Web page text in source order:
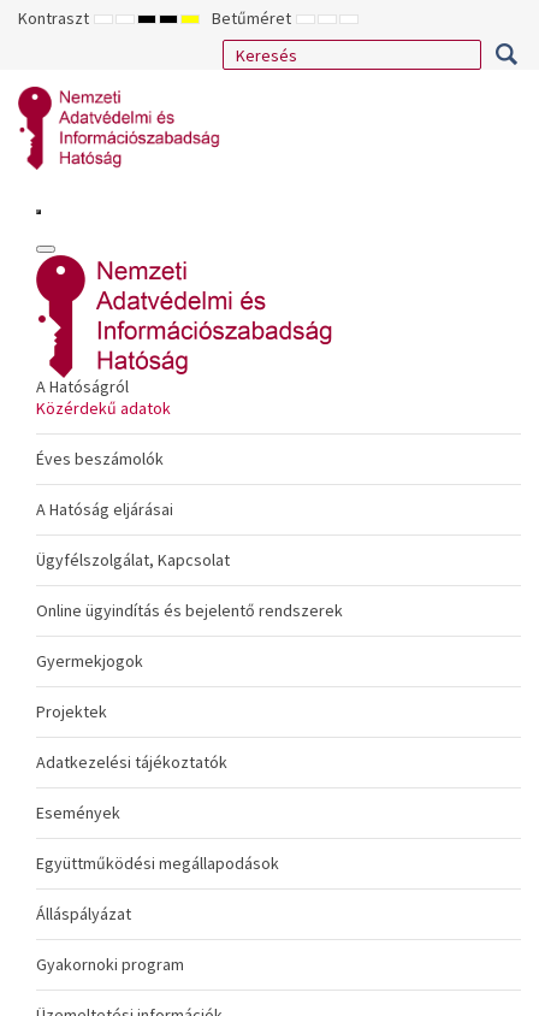
Kontraszt ALAPÉRTELMEZETT
ÉJSZAKAI
NAGY
KONTRASZTÚ
NAGY
KONTRASZTÚ
NAGY
KONTRASZTÚ
SÁRGA
FEKETE
Betűméret KISEBB
BETŰTÍPUS
ALAPÉRTELMEZETT
BETŰMÉRET
NAGYOBB
BETŰMÉRET
A Hatóságról
Közérdekű adatok
Éves beszámolók
A Hatóság eljárásai
Ügyfélszolgálat, Kapcsolat
Online ügyindítás és bejelentő rendszerek
Gyermekjogok
Projektek
Adatkezelési tájékoztatók
Események
Együttműködési megállapodások
Álláspályázat
Gyakornoki program